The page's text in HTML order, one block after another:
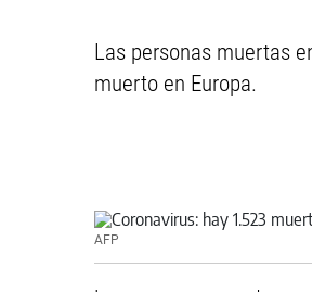
Las personas muertas
muerto en Europa.
AFP